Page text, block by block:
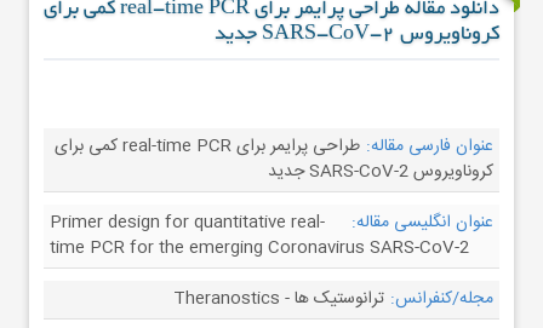
دانلود مقاله طراحی پرایمر برای real-time PCR کمی برای
کروناویروس SARS-CoV-2 جدید
عنوان فارسی مقاله:
طراحی پرایمر برای real-time PCR کمی برای
کروناویروس SARS-CoV-2 جدید
عنوان انگلیسی مقاله:
Primer design for quantitative real-
time PCR for the emerging Coronavirus SARS-CoV-2
مجله/کنفرانس: ترانوستیک ها - Theranostics